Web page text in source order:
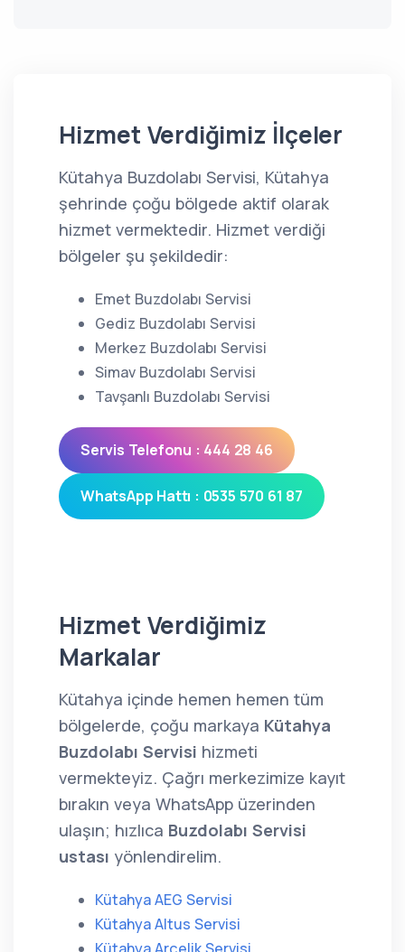
Hizmet Verdiğimiz İlçeler
Kütahya Buzdolabı Servisi, Kütahya
şehrinde çoğu bölgede aktif olarak
hizmet vermektedir. Hizmet verdiği
bölgeler şu şekildedir:
Emet Buzdolabı Servisi
Gediz Buzdolabı Servisi
Merkez Buzdolabı Servisi
Simav Buzdolabı Servisi
Tavşanlı Buzdolabı Servisi
Servis Telefonu : 444 28 46
WhatsApp Hattı : 0535 570 61 87
Hizmet Verdiğimiz
Markalar
Kütahya içinde hemen hemen tüm
bölgelerde, çoğu markaya Kütahya
Buzdolabı Servisi hizmeti
vermekteyiz. Çağrı merkezimize kayıt
bırakın veya WhatsApp üzerinden
ulaşın; hızlıca Buzdolabı Servisi
ustası yönlendirelim.
Kütahya AEG Servisi
Kütahya Altus Servisi